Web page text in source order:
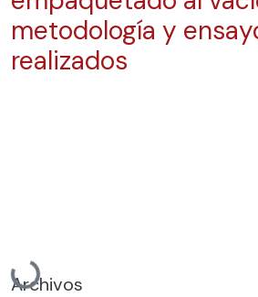
metodología y
realizados
Cargando...
Archivos